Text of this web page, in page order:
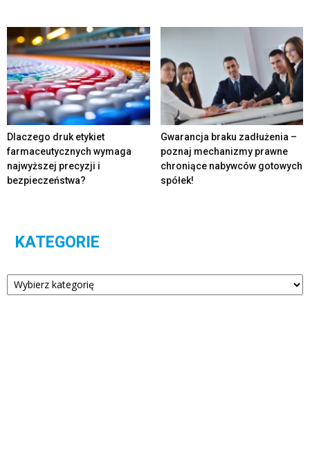
Dlaczego druk etykiet
farmaceutycznych wymaga
najwyższej precyzji i
bezpieczeństwa?
Gwarancja braku zadłużenia –
poznaj mechanizmy prawne
chroniące nabywców gotowych
spółek!
KATEGORIE
Kategorie